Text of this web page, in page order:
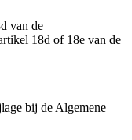
van de
18d of 18e van de
bij de Algemene